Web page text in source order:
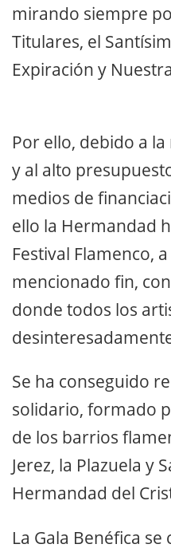
mirando siempre
Titulares, el
Expiración y
Por ello, debido a
y al alto
medios de
ello la Hermandad
Festival Flamenco,
mencionado fin,
donde todos los
Se ha conseguido
solidario, formado
de los barrios
Jerez, la Plazuela y
Hermandad del
La Gala Benéfica